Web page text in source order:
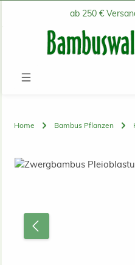
Zum Hauptinhalt springen
ab 250 €
Home Bambus Pflanzen
Bildergalerie überspringen